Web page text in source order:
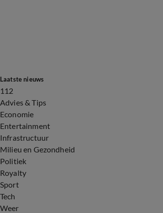
Laatste nieuws
112
Advies & Tips
Economie
Entertainment
Infrastructuur
Milieu en Gezondheid
Politiek
Royalty
Sport
Tech
Weer